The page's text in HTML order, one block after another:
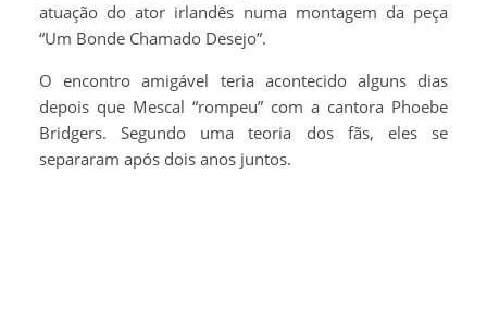
atuação do ator irlandês numa montagem da peça
“Um Bonde Chamado Desejo”.
O encontro amigável teria acontecido alguns dias
depois que Mescal “rompeu” com a cantora Phoebe
Bridgers. Segundo uma teoria dos fãs, eles se
separaram após dois anos juntos.